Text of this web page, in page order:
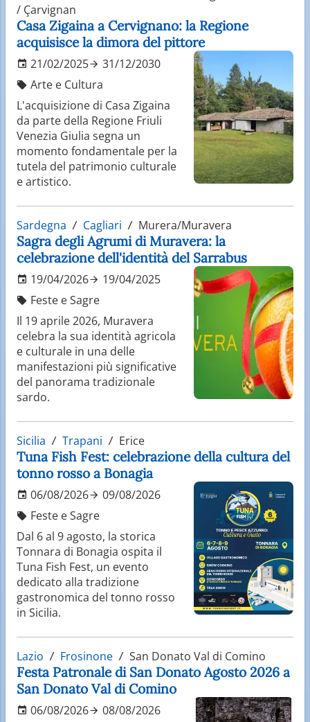
/ Çarvignan
Casa Zigaina a Cervignano: la Regione
acquisisce la dimora del pittore
21/02/2025
31/12/2030
Arte e Cultura
L'acquisizione di Casa Zigaina
da parte della Regione Friuli
Venezia Giulia segna un
momento fondamentale per la
tutela del patrimonio culturale
e artistico.
Sardegna Cagliari Murera/Muravera
Sagra degli Agrumi di Muravera: la
celebrazione dell'identità del Sarrabus
19/04/2026
19/04/2025
Feste e Sagre
Il 19 aprile 2026, Muravera
celebra la sua identità agricola
e culturale in una delle
manifestazioni più significative
del panorama tradizionale
sardo.
Sicilia Trapani Erice
Tuna Fish Fest: celebrazione della cultura del
tonno rosso a Bonagia
06/08/2026
09/08/2026
Feste e Sagre
Dal 6 al 9 agosto, la storica
Tonnara di Bonagia ospita il
Tuna Fish Fest, un evento
dedicato alla tradizione
gastronomica del tonno rosso
in Sicilia.
Lazio Frosinone San Donato Val di Comino
Festa Patronale di San Donato Agosto 2026 a
San Donato Val di Comino
06/08/2026
08/08/2026